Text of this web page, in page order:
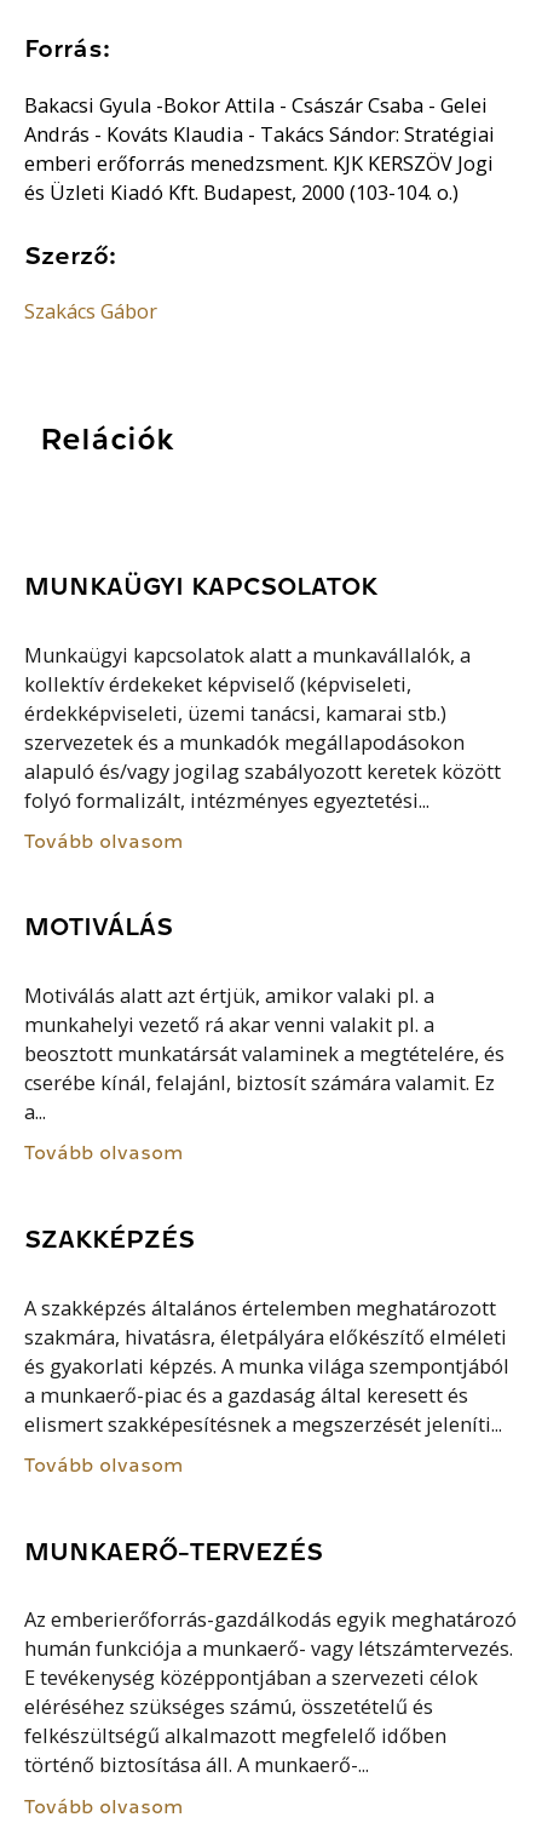
Forrás:
Bakacsi Gyula -Bokor Attila - Császár Csaba - Gelei
András - Kováts Klaudia - Takács Sándor: Stratégiai
emberi erőforrás menedzsment. KJK KERSZÖV Jogi
és Üzleti Kiadó Kft. Budapest, 2000 (103-104. o.)
Szerző:
Szakács Gábor
Relációk
MUNKAÜGYI KAPCSOLATOK
Munkaügyi kapcsolatok alatt a munkavállalók, a
kollektív érdekeket képviselő (képviseleti,
érdekképviseleti, üzemi tanácsi, kamarai stb.)
szervezetek és a munkadók megállapodásokon
alapuló és/vagy jogilag szabályozott keretek között
folyó formalizált, intézményes egyeztetési...
Tovább olvasom
MOTIVÁLÁS
Motiválás alatt azt értjük, amikor valaki pl. a
munkahelyi vezető rá akar venni valakit pl. a
beosztott munkatársát valaminek a megtételére, és
cserébe kínál, felajánl, biztosít számára valamit. Ez
a...
Tovább olvasom
SZAKKÉPZÉS
A szakképzés általános értelemben meghatározott
szakmára, hivatásra, életpályára előkészítő elméleti
és gyakorlati képzés. A munka világa szempontjából
a munkaerő-piac és a gazdaság által keresett és
elismert szakképesítésnek a megszerzését jeleníti...
Tovább olvasom
MUNKAERŐ-TERVEZÉS
Az emberierőforrás-gazdálkodás egyik meghatározó
humán funkciója a munkaerő- vagy létszámtervezés.
E tevékenység középpontjában a szervezeti célok
eléréséhez szükséges számú, összetételű és
felkészültségű alkalmazott megfelelő időben
történő biztosítása áll. A munkaerő-...
Tovább olvasom